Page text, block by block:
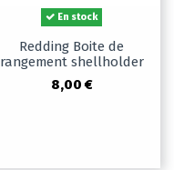
En stock
Redding Boite de
rangement shellholder
8,00 €